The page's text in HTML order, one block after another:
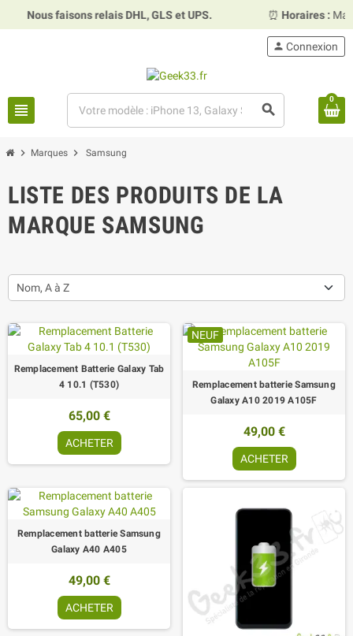
Nous faisons relais DHL, GLS et UPS. Horaires :Mardi,
view_headline search
person Connexion
0
chevron_right Marques chevron_right Samsung
LISTE DES PRODUITS DE LA
MARQUE SAMSUNG
Nom, A à Z
Remplacement Batterie Galaxy Tab
4 10.1 (T530)
65,00 €
ACHETER
NEUF
Remplacement batterie Samsung
Galaxy A10 2019 A105F
49,00 €
ACHETER
Remplacement batterie Samsung
Galaxy A40 A405
49,00 €
ACHETER